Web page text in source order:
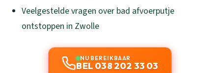
Veelgestelde vragen over bad afvoerputje
ontstoppen in Zwolle
NU BEREIKBAAR
BEL 038 202 33 03